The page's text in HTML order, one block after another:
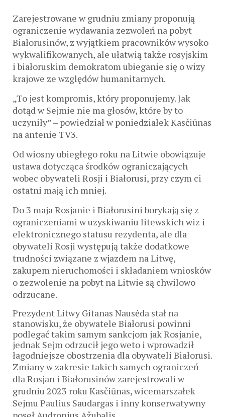
Zarejestrowane w grudniu zmiany proponują
ograniczenie wydawania zezwoleń na pobyt
Białorusinów, z wyjątkiem pracowników wysoko
wykwalifikowanych, ale ułatwią także rosyjskim
i białoruskim demokratom ubieganie się o wizy
krajowe ze względów humanitarnych.
„To jest kompromis, który proponujemy. Jak
dotąd w Sejmie nie ma głosów, które by to
uczyniły” – powiedział w poniedziałek Kasčiūnas
na antenie TV3.
Od wiosny ubiegłego roku na Litwie obowiązuje
ustawa dotycząca środków ograniczających
wobec obywateli Rosji i Białorusi, przy czym ci
ostatni mają ich mniej.
Do 3 maja Rosjanie i Białorusini borykają się z
ograniczeniami w uzyskiwaniu litewskich wiz i
elektronicznego statusu rezydenta, ale dla
obywateli Rosji występują także dodatkowe
trudności związane z wjazdem na Litwę,
zakupem nieruchomości i składaniem wniosków
o zezwolenie na pobyt na Litwie są chwilowo
odrzucane.
Prezydent Litwy Gitanas Nausėda stał na
stanowisku, że obywatele Białorusi powinni
podlegać takim samym sankcjom jak Rosjanie,
jednak Sejm odrzucił jego weto i wprowadził
łagodniejsze obostrzenia dla obywateli Białorusi.
Zmiany w zakresie takich samych ograniczeń
dla Rosjan i Białorusinów zarejestrowali w
grudniu 2023 roku Kasčiūnas, wicemarszałek
Sejmu Paulius Saudargas i inny konserwatywny